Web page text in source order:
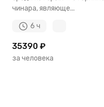
чинара, являюще...
6 ч
35390 ₽
за человека